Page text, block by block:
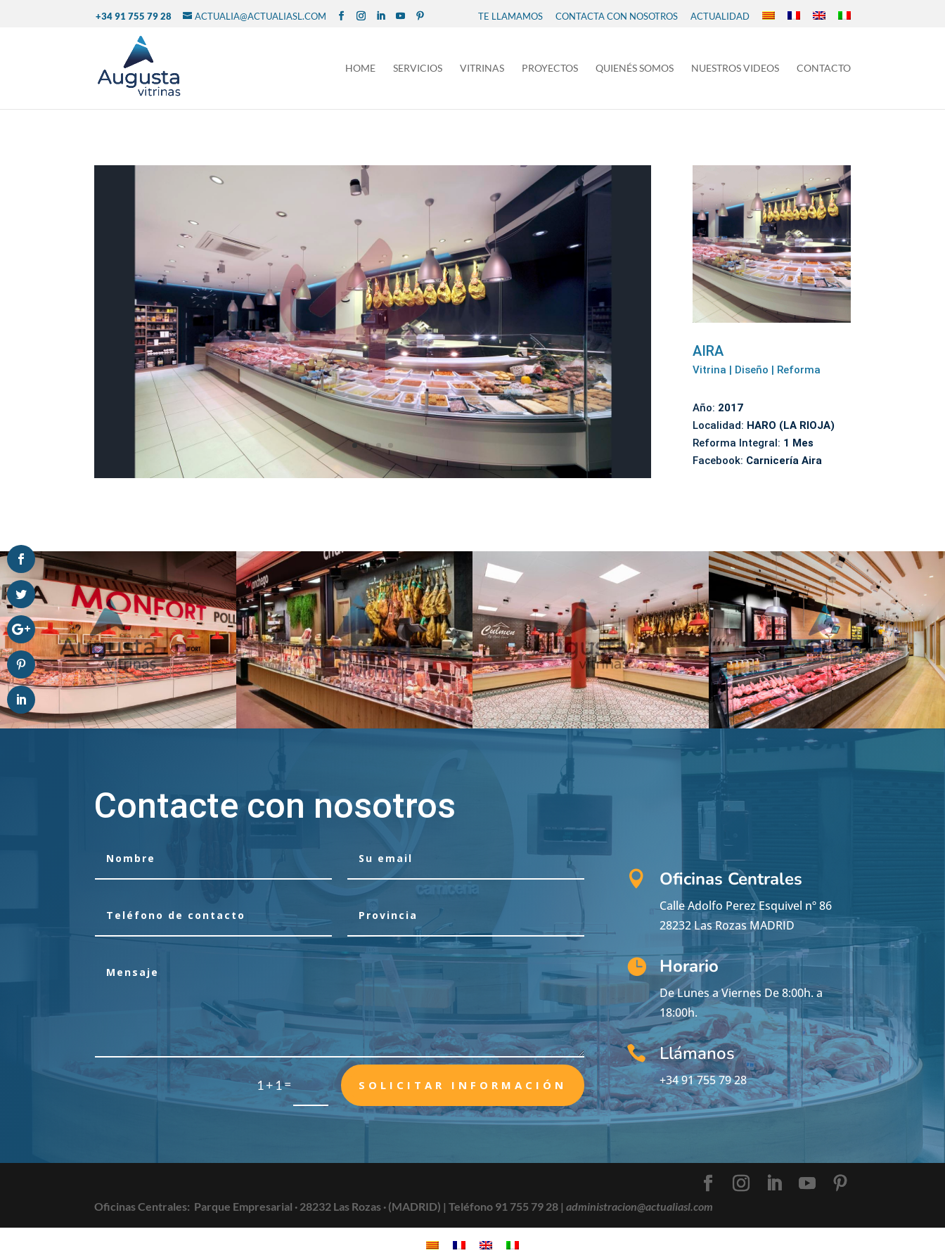
+34 91 755 79 28 ACTUALIA@ACTUALIASL.COM TE LLAMAMOS CONTACTA CON NOSOTROS ACTUALIDAD
HOME SERVICIOS VITRINAS PROYECTOS QUIENÉS SOMOS NUESTROS VIDEOS CONTACTO
AIRA
Vitrina | Diseño | Reforma
Año: 2017
Localidad: HARO (LA RIOJA)
Reforma Integral: 1 Mes
Facebook: Carnicería Aira
Contacte con nosotros
1 + 1= SOLICITAR INFORMACIÓN
 Oficinas Centrales
Calle Adolfo Perez Esquivel nº 86
28232 Las Rozas MADRID
 Horario
De Lunes a Viernes De 8:00h. a
18:00h.
 Llámanos
+34 91 755 79 28
Oficinas Centrales: Parque Empresarial · 28232 Las Rozas · (MADRID) |Teléfono 91 755 79 28 |administracion@actualiasl.com